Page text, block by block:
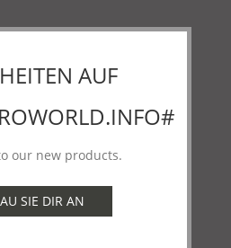
AUF
our new products.
SIE DIR AN